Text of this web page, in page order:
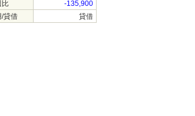
比
-135,900
/貸借
貸借